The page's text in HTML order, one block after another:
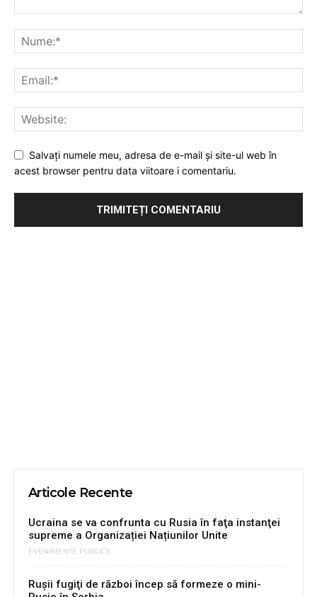
Salvați numele meu, adresa de e-mail și site-ul web în
acest browser pentru data viitoare i comentariu.
Articole Recente
Ucraina se va confrunta cu Rusia în faţa instanţei
supreme a Organizației Națiunilor Unite
EVENIMENTE PUBLICE
Ruşii fugiţi de război încep să formeze o mini-